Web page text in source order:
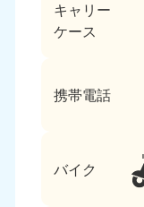
キャリー
ケース
携帯電話
バイク